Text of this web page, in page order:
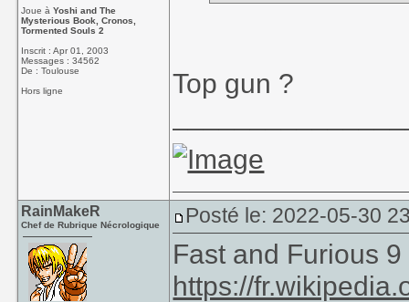
Joue àYoshi and The
Mysterious Book, Cronos,
Tormented Souls 2
Inscrit : Apr 01, 2003
Messages : 34562
De : Toulouse
Hors ligne
Top gun ?
RainMakeR
Chef de Rubrique Nécrologique Posté le: 2022-05-30
Fast and Furious 9
https://